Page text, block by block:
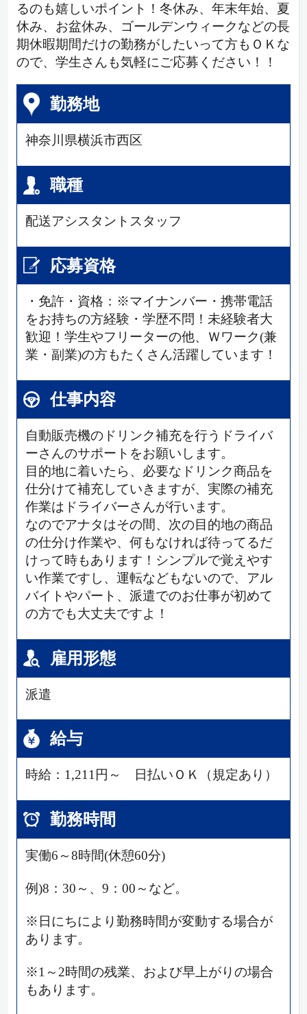
るのも嬉しいポイント！冬休み、年末年始、夏
休み、お盆休み、ゴールデンウィークなどの長
期休暇期間だけの勤務がしたいって方もＯＫな
ので、学生さんも気軽にご応募ください！！
勤務地
神奈川県横浜市西区
職種
配送アシスタントスタッフ
応募資格
・免許・資格：※マイナンバー・携帯電話
をお持ちの方経験・学歴不問！未経験者大
歓迎！学生やフリーターの他、Ｗワーク(兼
業・副業)の方もたくさん活躍しています！
仕事内容
自動販売機のドリンク補充を行うドライバ
ーさんのサポートをお願いします。
目的地に着いたら、必要なドリンク商品を
仕分けて補充していきますが、実際の補充
作業はドライバーさんが行います。
なのでアナタはその間、次の目的地の商品
の仕分け作業や、何もなければ待ってるだ
けって時もあります！シンプルで覚えやす
い作業ですし、運転などもないので、アル
バイトやパート、派遣でのお仕事が初めて
の方でも大丈夫ですよ！
雇用形態
派遣
給与
時給：1,211円～ 日払いＯＫ（規定あり）
勤務時間
実働6～8時間(休憩60分)
例)8：30～、9：00～など。
※日にちにより勤務時間が変動する場合が
あります。
※1～2時間の残業、および早上がりの場合
もあります。